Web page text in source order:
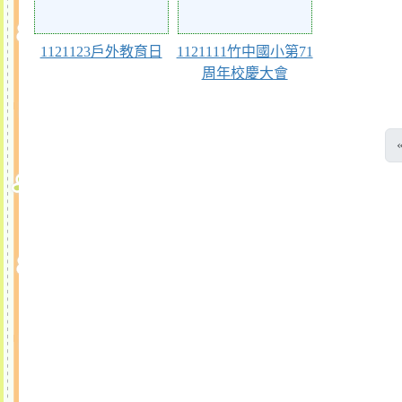
1121123戶外教育日
1121111竹中國小第71
周年校慶大會
«